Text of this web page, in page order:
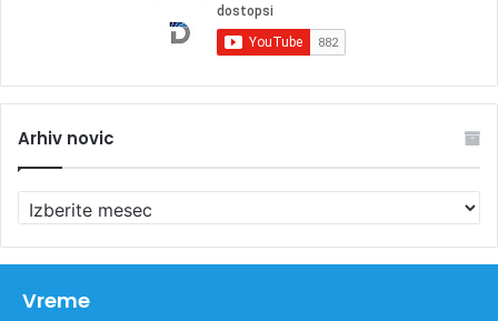
Arhiv novic
r
h
vVreme